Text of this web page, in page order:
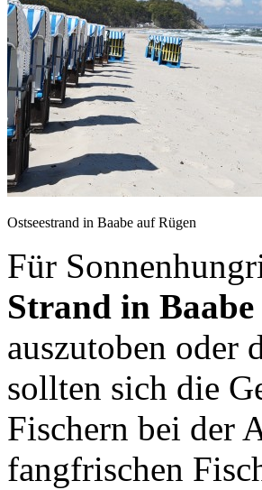
Ostseestrand in Baabe auf Rügen
Für
Strand in Baabe
auszutoben oder
sollten sich die
Fischern bei der
fangfrischen